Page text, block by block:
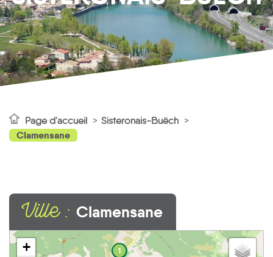
Page d'accueil Sisteronais-Buëch
Clamensane
Ville : Clamensane
1
+